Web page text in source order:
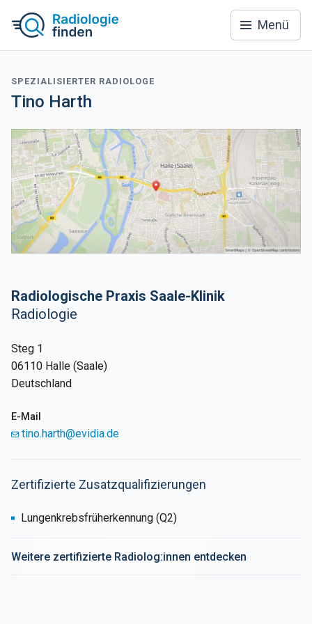
Menü
SPEZIALISIERTER RADIOLOGE
Tino Harth
Radiologische Praxis Saale-Klinik
Radiologie
Steg 1
06110 Halle (Saale)
Deutschland
E-Mail
tino.harth@evidia.de
Zertifizierte Zusatzqualifizierungen
Lungenkrebsfrüherkennung (Q2)
Weitere zertifizierte Radiolog:innen entdecken